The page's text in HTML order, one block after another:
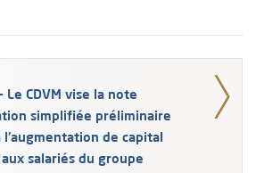
Le CDVM vise la note
simplifiée préliminaire
l'augmentation de capital
salariés du groupe